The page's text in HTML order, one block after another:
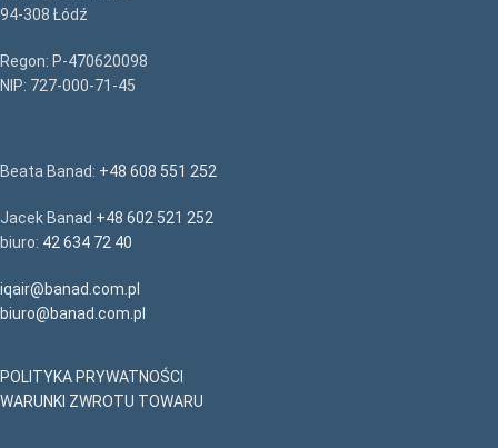
94-308 Łódź
Regon: P-470620098
NIP: 727-000-71-45
Beata Banad: +48 608 551 252
Jacek Banad +48 602 521 252
biuro: 42 634 72 40
iqair@banad.com.pl
biuro@banad.com.pl
POLITYKA PRYWATNOŚCI
WARUNKI ZWROTU TOWARU